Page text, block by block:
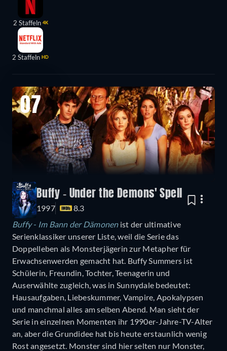
2 Staffeln 4K
2 Staffeln HD
07
Buffy - Under the Demons' Spell
1997
8.3
Buffy - Im Bann der Dämonenist der ultimative
Serienklassiker unserer Liste, weil die Serie das
Doppelleben als Monsterjägerin zur Metapher für
Erwachsenwerden gemacht hat. Buffy Summers ist
Schülerin, Freundin, Tochter, Teenagerin und
Auserwählte zugleich, was in Sunnydale bedeutet:
Hausaufgaben, Liebeskummer, Vampire, Apokalypsen
und manchmal alles am selben Abend. Man sieht der
Serie in einzelnen Momenten ihr 1990er-Jahre-TV-Alter
an, aber die Grundidee hat bis heute erstaunlich wenig
Rost angesetzt. Monster sind hier selten nur Monster,